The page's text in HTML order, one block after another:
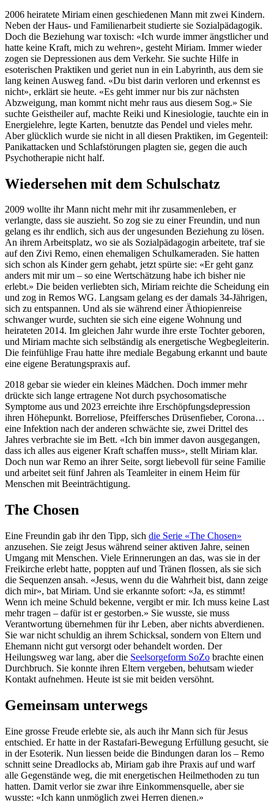
2006 heiratete Miriam einen geschiedenen Mann mit zwei Kindern.
Neben der Haus- und Familienarbeit studierte sie Sozialpädagogik.
Doch die Beziehung war toxisch: «Ich wurde immer ängstlicher und
hatte keine Kraft, mich zu wehren», gesteht Miriam. Immer wieder
zogen sie Depressionen aus dem Verkehr. Sie suchte Hilfe in
esoterischen Praktiken und geriet nun in ein Labyrinth, aus dem sie
lang keinen Ausweg fand. «Du bist darin verloren und erkennst es
nicht», erklärt sie heute. «Es geht immer nur bis zur nächsten
Abzweigung, man kommt nicht mehr raus aus diesem Sog.» Sie
suchte Geistheiler auf, machte Reiki und Kinesiologie, tauchte ein in
Energielehre, legte Karten, benutzte das Pendel und vieles mehr.
Aber glücklich wurde sie nicht in all diesen Praktiken, im Gegenteil:
Panikattacken und Schlafstörungen plagten sie, gegen die auch
Psychotherapie nicht half.
Wiedersehen mit dem Schulschatz
2009 wollte ihr Mann nicht mehr mit ihr zusammenleben, er
verlangte, dass sie auszieht. So zog sie zu einer Freundin, und nun
gelang es ihr endlich, sich aus der ungesunden Beziehung zu lösen.
An ihrem Arbeitsplatz, wo sie als Sozialpädagogin arbeitete, traf sie
auf den Zivi Remo, einen ehemaligen Schulkameraden. Sie hatten
sich schon als Kinder gern gehabt, jetzt spürte sie: «Er geht ganz
anders mit mir um – so eine Wertschätzung habe ich bisher nie
erlebt.» Die beiden verliebten sich, Miriam reichte die Scheidung ein
und zog in Remos WG. Langsam gelang es der damals 34-Jährigen,
sich zu entspannen. Und als sie während einer Äthiopienreise
schwanger wurde, suchten sie sich eine eigene Wohnung und
heirateten 2014. Im gleichen Jahr wurde ihre erste Tochter geboren,
und Miriam machte sich selbständig als energetische Wegbegleiterin.
Die feinfühlige Frau hatte ihre mediale Begabung erkannt und baute
eine eigene Beratungspraxis auf.
2018 gebar sie wieder ein kleines Mädchen. Doch immer mehr
drückte sich lange ertragene Not durch psychosomatische
Symptome aus und 2023 erreichte ihre Erschöpfungsdepression
ihren Höhepunkt. Borreliose, Pfeiffersches Drüsenfieber, Corona…
eine Infektion nach der anderen schwächte sie, zwei Drittel des
Jahres verbrachte sie im Bett. «Ich bin immer davon ausgegangen,
dass ich alles aus eigener Kraft schaffen muss», stellt Miriam klar.
Doch nun war Remo an ihrer Seite, sorgt liebevoll für seine Familie
und arbeitet seit fünf Jahren als Teamleiter in einem Heim für
Menschen mit Beeinträchtigung.
The Chosen
Eine Freundin gab ihr den Tipp, sich die Serie «The Chosen»
anzusehen. Sie zeigt Jesus während seiner aktiven Jahre, seinen
Umgang mit Menschen. Viele Erinnerungen an das, was sie in der
Freikirche erlebt hatte, poppten auf und Tränen flossen, als sie sich
die Sequenzen ansah. «Jesus, wenn du die Wahrheit bist, dann zeige
dich mir», bat Miriam. Und sie erkannte sofort: «Ja, es stimmt!
Wenn ich meine Schuld bekenne, vergibt er mir. Ich muss keine Last
mehr tragen – dafür ist er gestorben.» Sie wusste, sie muss
Verantwortung übernehmen für ihr Leben, aber nichts abverdienen.
Sie war nicht schuldig an ihrem Schicksal, sondern von Eltern und
Ehemann nicht gut versorgt oder behandelt worden. Der
Heilungsweg war lang, aber die Seelsorgeform SoZo brachte einen
Durchbruch. Sie konnte ihren Eltern vergeben, behutsam wieder
Kontakt aufnehmen. Heute ist sie mit beiden versöhnt.
Gemeinsam unterwegs
Eine grosse Freude erlebte sie, als auch ihr Mann sich für Jesus
entschied. Er hatte in der Rastafari-Bewegung Erfüllung gesucht, sie
in der Esoterik. Nun liessen beide die Bindungen daran los – Remo
schnitt seine Dreadlocks ab, Miriam gab ihre Praxis auf und warf
alle Gegenstände weg, die mit energetischen Heilmethoden zu tun
hatten. Damit verlor sie zwar ihre Einkommensquelle, aber sie
wusste: «Ich kann unmöglich zwei Herren dienen.»